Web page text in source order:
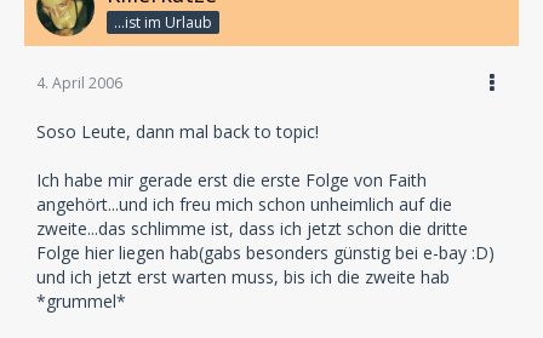
...ist im Urlaub
4. April 2006
Soso Leute, dann mal back to topic!
Ich habe mir gerade erst die erste Folge von Faith
angehört...und ich freu mich schon unheimlich auf die
zweite...das schlimme ist, dass ich jetzt schon die dritte
Folge hier liegen hab(gabs besonders günstig bei e-bay :D)
und ich jetzt erst warten muss, bis ich die zweite hab
*grummel*